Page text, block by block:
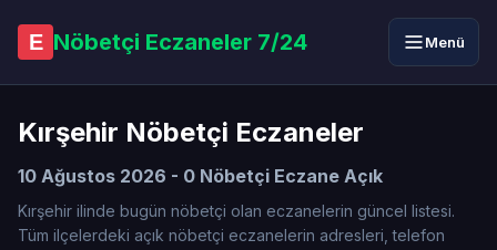
E Nöbetçi Eczaneler 7/24 Menü
Kırşehir Nöbetçi Eczaneler
10 Ağustos 2026 - 0 Nöbetçi Eczane Açık
Kırşehir ilinde bugün nöbetçi olan eczanelerin güncel listesi.
Tüm ilçelerdeki açık nöbetçi eczanelerin adresleri, telefon